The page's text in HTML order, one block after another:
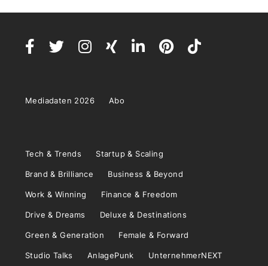
Mediadaten 2026 Abo
Tech & Trends Startup & Scaling
Brand & Brilliance Business & Beyond
Work & Winning Finance & Freedom
Drive & Dreams Deluxe & Destinations
Green & Generation Female & Forward
Studio Talks AnlagePunk UnternehmerNEXT